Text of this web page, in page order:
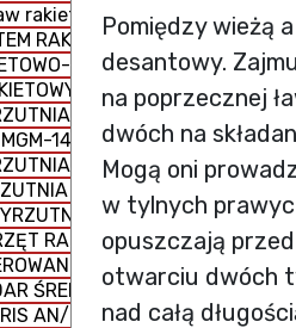
rakietowy
RAKIETOWY
ARTYLERYJSKI PSR-A
SPZR
RAKIETOWA
140 ATACMS
RAKIETOWA TAKTYCZNA
RAKIETOWA
RAKIETOWA
RADIOWY
OGNIEM
ŚREDNIEGO ZASIĘGU
AN/PRC-150C
Pomiędzy wieżą
desantowy.
na poprzecznej
dwóch na
Mogą oni
w tylnych
opuszczają
otwarciu dwóch
nad całą